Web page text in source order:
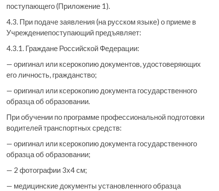
поступающего (Приложение 1).
4.3. При подаче заявления (на русском языке) о приеме в
Учреждениепоступающий предъявляет:
4.3.1. Граждане Российской Федерации:
— оригинал или ксерокопию документов, удостоверяющих
его личность, гражданство;
— оригинал или ксерокопию документа государственного
образца об образовании.
При обучении по программе профессиональной подготовки
водителей транспортных средств:
— оригинал или ксерокопию документа государственного
образца об образовании;
— 2 фотографии 3х4 см;
— медицинские документы установленного образца